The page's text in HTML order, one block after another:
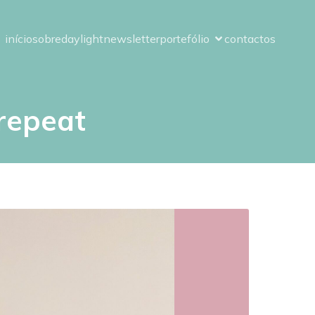
iníciosobredaylightnewsletterportefólio contactos